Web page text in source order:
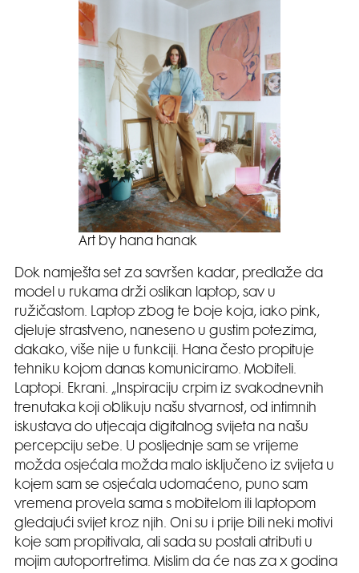
Art by hana hanak
Dok namješta set za savršen kadar, predlaže da
model u rukama drži oslikan laptop, sav u
ružičastom. Laptop zbog te boje koja, iako pink,
djeluje strastveno, naneseno u gustim potezima,
dakako, više nije u funkciji. Hana često propituje
tehniku kojom danas komuniciramo. Mobiteli.
Laptopi. Ekrani. „Inspiraciju crpim iz svakodnevnih
trenutaka koji oblikuju našu stvarnost, od intimnih
iskustava do utjecaja digitalnog svijeta na našu
percepciju sebe. U posljednje sam se vrijeme
možda osjećala možda malo isključeno iz svijeta u
kojem sam se osjećala udomaćeno, puno sam
vremena provela sama s mobitelom ili laptopom
gledajući svijet kroz njih. Oni su i prije bili neki motivi
koje sam propitivala, ali sada su postali atributi u
mojim autoportretima. Mislim da će nas za x godina